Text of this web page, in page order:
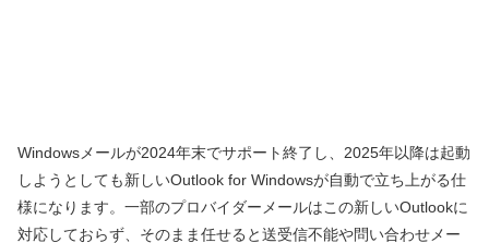
Windowsメールが2024年末でサポート終了し、2025年以降は起動
しようとしても新しいOutlook for Windowsが自動で立ち上がる仕
様になります。一部のプロバイダーメールはこの新しいOutlookに
対応しておらず、そのまま任せると送受信不能や問い合わせメー